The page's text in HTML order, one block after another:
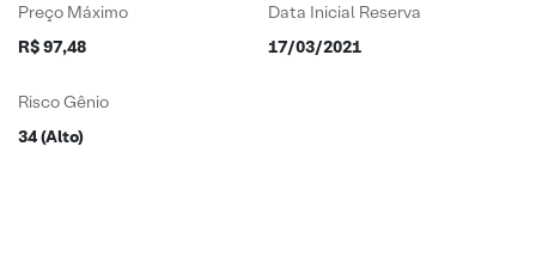
Preço Máximo
R$ 97,48
Data Inicial Reserva
17/03/2021
Risco Gênio
34 (Alto)